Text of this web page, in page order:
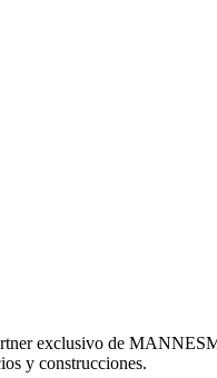
exclusivo de
y construcciones.